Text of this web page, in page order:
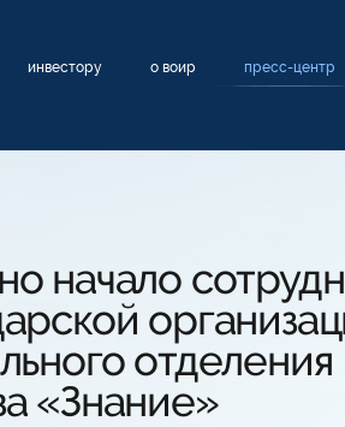
инвестору о воир пресс-центр
начало
«Знание»